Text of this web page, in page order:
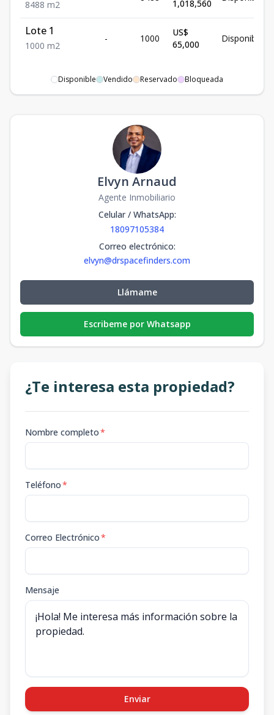
8488 m2 1,018,560
Lote 1
1000 m2
- 1000
US$
65,000
Disponible
Disponible Vendido Reservado Bloqueada
Elvyn Arnaud
Agente Inmobiliario
Celular / WhatsApp:
18097105384
Correo electrónico:
elvyn@drspacefinders.com
Llámame
Escribeme por Whatsapp
¿Te interesa esta propiedad?
Nombre completo*
Teléfono*
Correo Electrónico*
Mensaje
Enviar